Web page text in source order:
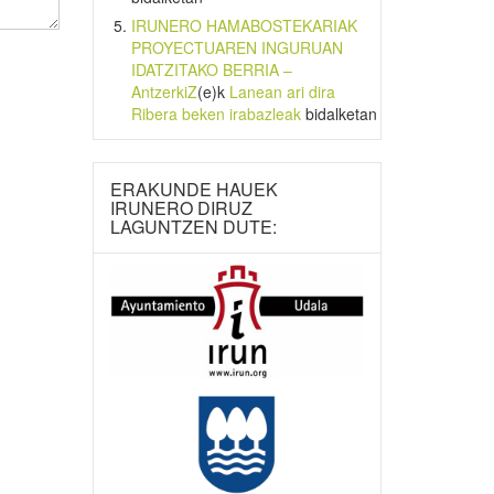
IRUNERO HAMABOSTEKARIAK
PROYECTUAREN INGURUAN
IDATZITAKO BERRIA –
AntzerkiZ(e)k Lanean ari dira
Ribera beken irabazleakbidalketan
ERAKUNDE HAUEK
IRUNERO DIRUZ
LAGUNTZEN DUTE: